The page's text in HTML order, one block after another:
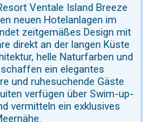
Ventale Island Breeze
neuen Hotelanlagen im
zeitgemäßes Design mit
direkt an der langen Küste
helle Naturfarben und
ein elegantes
und ruhesuchende Gäste
verfügen über Swim-up-
vermitteln ein exklusives